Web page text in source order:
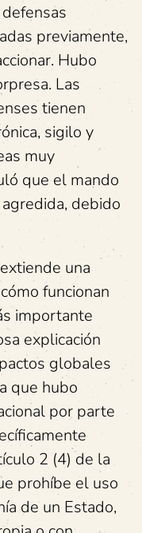
previamente,
Hubo
Las
tienen
sigilo y
muy
que el mando
debido
una
funcionan
importante
explicación
globales
que hubo
por parte
2 (4) de la
prohíbe el uso
de un Estado,